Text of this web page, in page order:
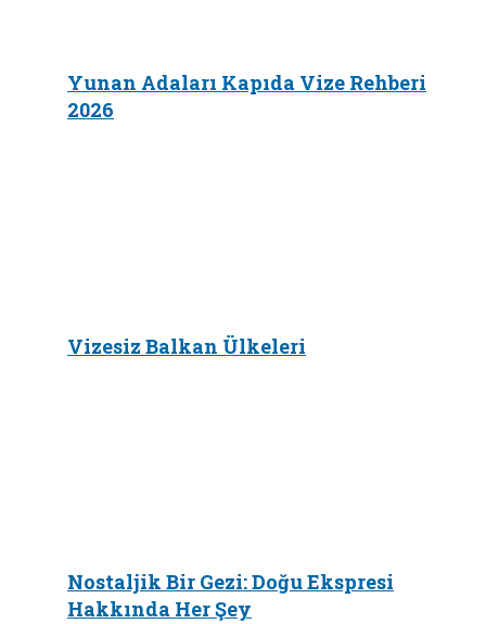
Yunan Adaları Kapıda Vize Rehberi
2026
Vizesiz Balkan Ülkeleri
Nostaljik Bir Gezi: Doğu Ekspresi
Hakkında Her Şey